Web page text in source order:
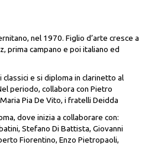
nel 1970. Figlio d’arte cresce a
prima campano e poi italiano ed
e si diploma in clarinetto al
periodo, collabora con Pietro
Pia De Vito, i fratelli Deidda
dove inizia a collaborare con:
Stefano Di Battista, Giovanni
Fiorentino, Enzo Pietropaoli,